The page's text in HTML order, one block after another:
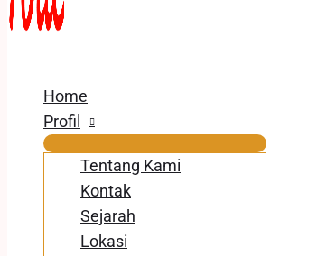
Home
Profil
Tentang Kami
Kontak
Sejarah
Lokasi